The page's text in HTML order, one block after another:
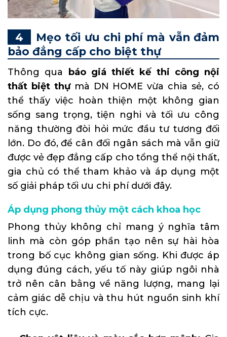
Mẹo tối ưu chi phí mà vẫn đảm
bảo đẳng cấp cho biệt thự
Thông qua
báo giá thiết kế thi công nội
thất biệt thựmà DN HOME vừa chia sẻ, có
thể thấy việc hoàn thiện một không gian
sống sang trọng, tiện nghi và tối ưu công
năng thường đòi hỏi mức đầu tư tương đối
lớn. Do đó, để cân đối ngân sách mà vẫn giữ
được vẻ đẹp đẳng cấp cho tổng thể nội thất,
gia chủ có thể tham khảo và áp dụng một
số giải pháp tối ưu chi phí dưới đây.
Áp dụng phong thủy một cách khoa học
Phong thủy không chỉ mang ý nghĩa tâm
linh mà còn góp phần tạo nên sự hài hòa
trong bố cục không gian sống. Khi được áp
dụng đúng cách, yếu tố này giúp ngôi nhà
trở nên cân bằng về năng lượng, mang lại
cảm giác dễ chịu và thu hút nguồn sinh khí
tích cực.